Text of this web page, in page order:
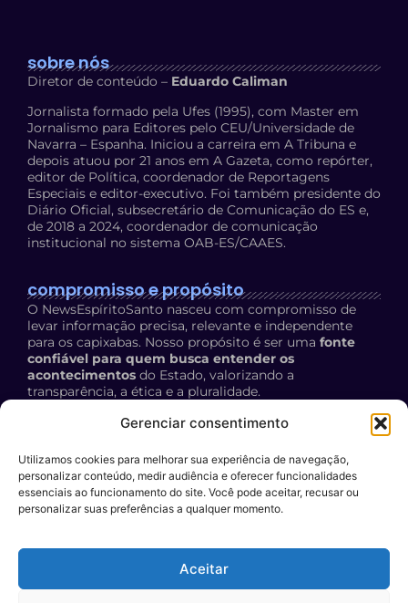
Gerenciar consentimento
Utilizamos cookies para melhorar sua experiência de navegação,
personalizar conteúdo, medir audiência e oferecer funcionalidades
essenciais ao funcionamento do site. Você pode aceitar, recusar ou
personalizar suas preferências a qualquer momento.
Aceitar
sobre nós
Diretor de conteúdo – Eduardo Caliman
Jornalista formado pela Ufes (1995), com Master em
Jornalismo para Editores pelo CEU/Universidade de
Navarra – Espanha. Iniciou a carreira em A Tribuna e
depois atuou por 21 anos em A Gazeta, como repórter,
editor de Política, coordenador de Reportagens
Especiais e editor-executivo. Foi também presidente do
Diário Oficial, subsecretário de Comunicação do ES e,
de 2018 a 2024, coordenador de comunicação
institucional no sistema OAB-ES/CAAES.
compromisso e propósito
O NewsEspíritoSanto nasceu com compromisso de
levar informação precisa, relevante e independente
para os capixabas. Nosso propósito é ser uma fonte
confiável para quem busca entender os
acontecimentos do Estado, valorizando a
transparência, a ética e a pluralidade.
Política de Privacidade: acesse aqui
contato
E-mail:
contato@newsespiritosanto.com.br
WhatsApp: